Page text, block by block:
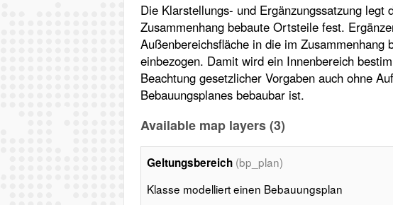
Die Klarstellungs- und Ergänzungssatzung legt
Zusammenhang bebaute Ortsteile fest.
Außenbereichsfläche in die im Zusammenhang
einbezogen. Damit wird ein Innenbereich
Beachtung gesetzlicher Vorgaben auch ohne
Bebauungsplanes bebaubar ist.
Available map layers (3)
Geltungsbereich (bp_plan)
Klasse modelliert einen Bebauungsplan